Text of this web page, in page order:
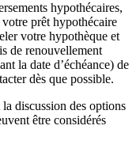
hypothécaires,
prêt hypothécaire
votre hypothèque et
de renouvellement
la date d’échéance) de
dès que possible.
discussion des options
être considérés